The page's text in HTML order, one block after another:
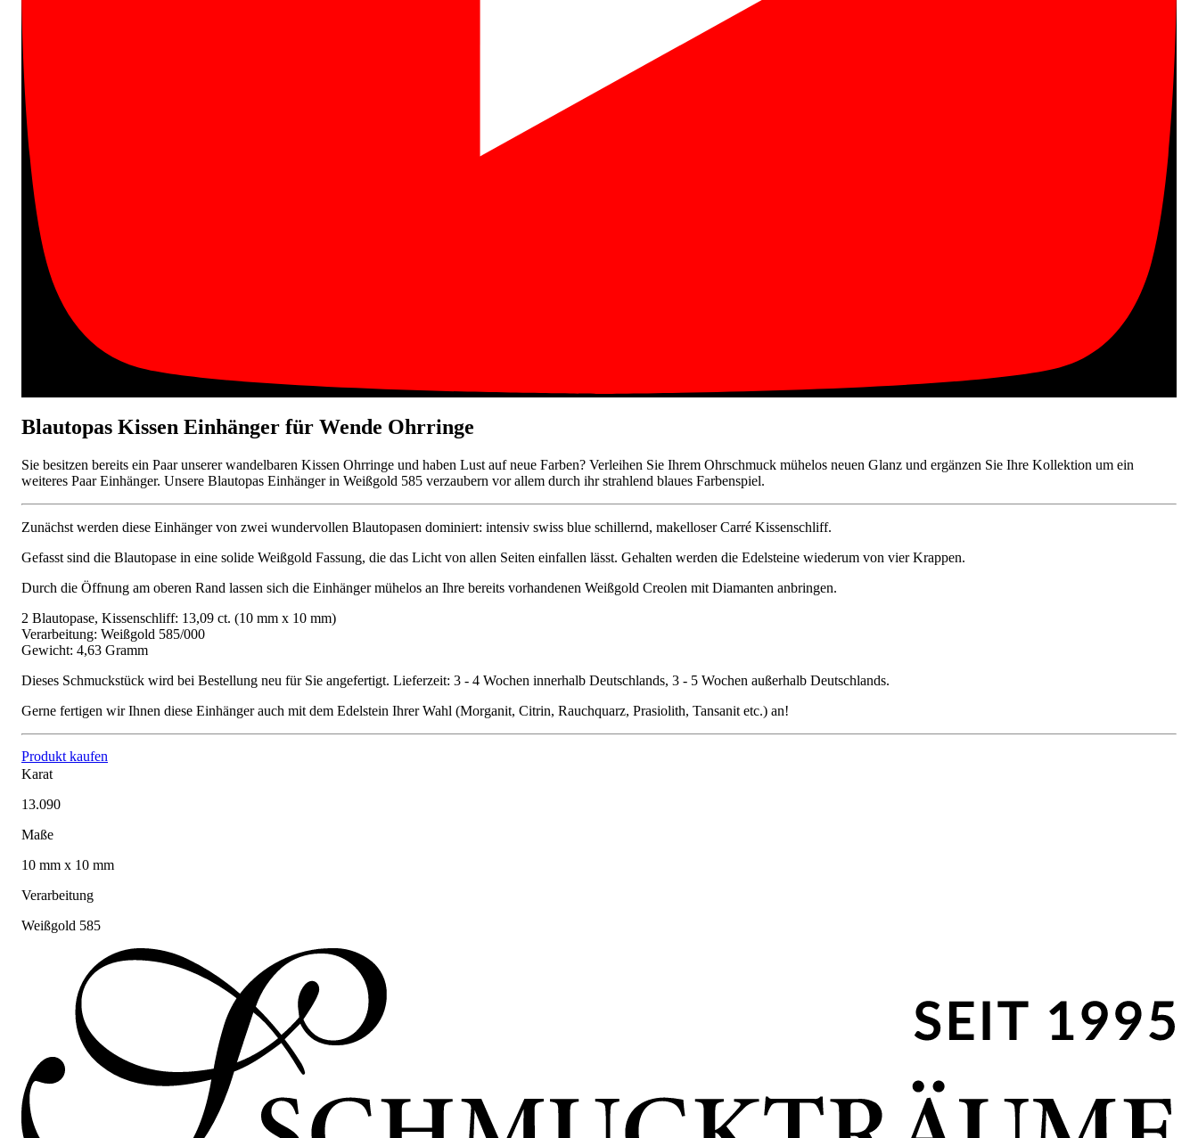
Blautopas Kissen Einhänger für Wende Ohrringe
Sie besitzen bereits ein Paar unserer wandelbaren Kissen Ohrringe und haben Lust auf neue Farben? Verleihen Sie Ihrem Ohrschmuck mühelos neuen Glanz und ergänzen Sie Ihre Kollektion um ein
weiteres Paar Einhänger. Unsere Blautopas Einhänger in Weißgold 585 verzaubern vor allem durch ihr strahlend blaues Farbenspiel.
Zunächst werden diese Einhänger von zwei wundervollen Blautopasen dominiert: intensiv swiss blue schillernd, makelloser Carré Kissenschliff.
Gefasst sind die Blautopase in eine solide Weißgold Fassung, die das Licht von allen Seiten einfallen lässt. Gehalten werden die Edelsteine wiederum von vier Krappen.
Durch die Öffnung am oberen Rand lassen sich die Einhänger mühelos an Ihre bereits vorhandenen Weißgold Creolen mit Diamanten anbringen.
2 Blautopase, Kissenschliff: 13,09 ct. (10 mm x 10 mm)
Verarbeitung: Weißgold 585/000
Gewicht: 4,63 Gramm
Dieses Schmuckstück wird bei Bestellung neu für Sie angefertigt. Lieferzeit: 3 - 4 Wochen innerhalb Deutschlands, 3 - 5 Wochen außerhalb Deutschlands.
Gerne fertigen wir Ihnen diese Einhänger auch mit dem Edelstein Ihrer Wahl (Morganit, Citrin, Rauchquarz, Prasiolith, Tansanit etc.) an!
Produkt kaufen
Karat
13.090
Maße
10 mm x 10 mm
Verarbeitung
Weißgold 585